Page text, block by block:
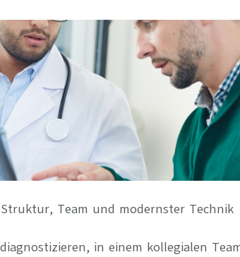
Weitere
Fragen &
Bewerbungscoach
Team und modernster Technik
in einem kollegialen